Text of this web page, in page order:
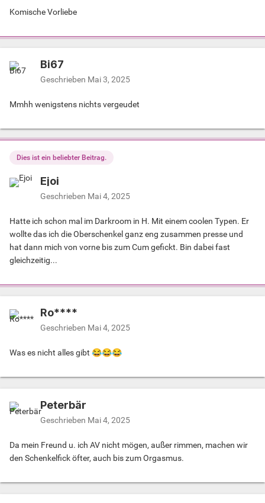
Komische Vorliebe
Bi67
Geschrieben Mai 3, 2025
Mmhh wenigstens nichts vergeudet
Dies ist ein beliebter Beitrag.
Ejoi
Geschrieben Mai 4, 2025
Hatte ich schon mal im Darkroom in H. Mit einem coolen Typen. Er
wollte das ich die Oberschenkel ganz eng zusammen presse und
hat dann mich von vorne bis zum Cum gefickt. Bin dabei fast
gleichzeitig...
Ro****
Geschrieben Mai 4, 2025
Was es nicht alles gibt 😂😂😂
Peterbär
Geschrieben Mai 4, 2025
Da mein Freund u. ich AV nicht mögen, außer rimmen, machen wir
den Schenkelfick öfter, auch bis zum Orgasmus.